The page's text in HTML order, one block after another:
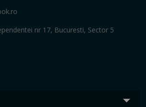
nr 17, Bucuresti, Sector 5